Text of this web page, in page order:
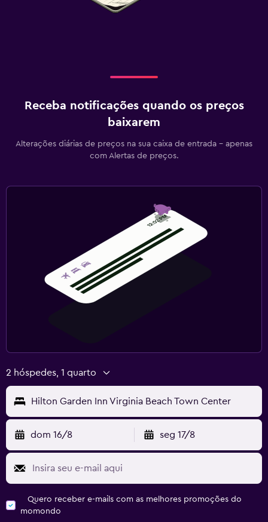
Receba notificações quando os preços
baixarem
Alterações diárias de preços na sua caixa de entrada - apenas
com Alertas de preços.
2 hóspedes, 1 quarto
Hilton Garden Inn Virginia Beach Town Center
dom 16/8 seg 17/8
Quero receber e-mails com as melhores promoções do
momondo